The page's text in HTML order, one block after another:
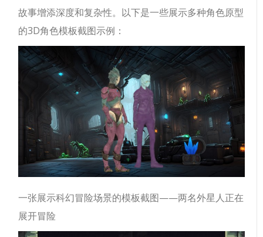
故事增添深度和复杂性。以下是一些展示多种角色原型
的3D角色模板截图示例：
一张展示科幻冒险场景的模板截图——两名外星人正在
展开冒险